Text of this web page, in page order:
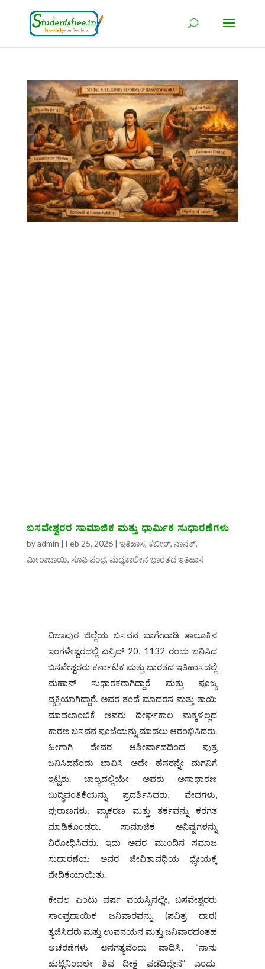
ಬಸವೇಶ್ವರರ ಸಾಮಾಜಿಕ ಮತ್ತು ಧಾರ್ಮಿಕ ಸುಧಾರಣೆಗಳು
byadmin | Feb 25, 2026| ಇತಿಹಾಸ, ಕಬೀರ್, ನಾನಕ್‌,
ಮೀರಾಬಾಯಿ, ಸೂಫಿ ಪಂಥ, ಮಧ್ಯಕಾಲೀನ ಭಾರತದ ಇತಿಹಾಸ
ವಿಜಾಪುರ ಜಿಲ್ಲೆಯ ಬಸವನ ಬಾಗೇವಾಡಿ ತಾಲೂಕಿನ
ಇಂಗಳೇಶ್ವರದಲ್ಲಿ ಏಪ್ರಿಲ್ 20, 1132 ರಂದು ಜನಿಸಿದ
ಬಸವೇಶ್ವರರು ಕರ್ನಾಟಕ ಮತ್ತು ಭಾರತದ ಇತಿಹಾಸದಲ್ಲಿ
ಮಹಾನ್‌ ಸುಧಾರಕರಾಗಿದ್ದಾರೆ ಮತ್ತು ಪೂಜ್ಯ
ವ್ಯಕ್ತಿಯಾಗಿದ್ದಾರೆ. ಅವರ ತಂದೆ ಮಾದರಸ ಮತ್ತು ತಾಯಿ
ಮಾದಲಾಂಬಿಕೆ ಅವರು ದೀರ್ಘಕಾಲ ಮಕ್ಕಳಿಲ್ಲದ
ಕಾರಣ ಬಸವನ ಪೂಜೆಯನ್ನು ಮಾಡಲು ಆರಂಭಿಸಿದರು.
ಹೀಗಾಗಿ ದೇವರ ಆಶೀರ್ವಾದದಿಂದ ಪುತ್ರ
ಜನಿಸಿದನೆಂದು ಭಾವಿಸಿ ಅದೇ ಹೆಸರನ್ನೇ ಮಗನಿಗೆ
ಇಟ್ಟರು. ಬಾಲ್ಯದಲ್ಲಿಯೇ ಅವರು ಅಸಾಧಾರಣ
ಬುದ್ಧಿವಂತಿಕೆಯನ್ನು ಪ್ರದರ್ಶಿಸಿದರು, ವೇದಗಳು,
ಪುರಾಣಗಳು, ವ್ಯಾಕರಣ ಮತ್ತು ತರ್ಕವನ್ನು ಕರಗತ
ಮಾಡಿಕೊಂಡರು. ಸಾಮಾಜಿಕ ಅನಿಷ್ಟಗಳನ್ನು
ವಿರೋಧಿಸಿದರು. ಇದು ಅವರ ಮುಂದಿನ ಸಮಾಜ
ಸುಧಾರಣೆಯ ಅವರ ಜೀವಿತಾವಧಿಯ ಧ್ಯೇಯಕ್ಕೆ
ವೇದಿಕೆಯಾಯಿತು.
ಕೇವಲ ಎಂಟು ವರ್ಷ ವಯಸ್ಸಿನಲ್ಲೇ, ಬಸವೇಶ್ವರರು
ಸಾಂಪ್ರದಾಯಿಕ ಜನಿವಾರವನ್ನು (ಪವಿತ್ರ ದಾರ)
ತ್ಯಜಿಸಿದರು ಮತ್ತು ಉಪನಯನ ಮತ್ತು ಜನಿವಾರದಂತಹ
ಆಚರಣೆಗಳು ಅನಗತ್ಯವೆಂದು ವಾದಿಸಿ, “ನಾನು
ಹುಟ್ಟಿನಿಂದಲೇ ಶಿವ ದೀಕ್ಷೆ ಪಡೆದಿದ್ದೇನೆ” ಎಂದು